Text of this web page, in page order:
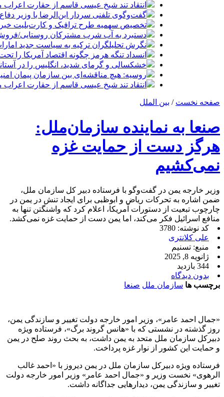
انتقاد تند شیخ عیسی قاسم از حقارت اعراب
گفت‌وگوی تلفنی سردار ابن‌الرضا با وزیر
تخصیص سهمیه طرح ترافیک و کارت‌بلیت
دستبرد به آب شرب مشترکان روستایی/
نگرش تحلیلگران ترکیه به سیاست جدید
انسداد تنگه هرمز چگونه اقتصاد آمریکا را
خشکسالی و گرمای شدید، انگلیس را در
روسیه: هیچ مناقشه‌ای بین سازمان پیمان
انتقاد تند شیخ عیسی قاسم از حقارت اعراب
صفحه نخست / بین الملل
صنعا به نماینده سازمان‌ملل:
هرگز دست از حمایت غزه
نمی‌کشیم
وزیر خارجه یمن در گفت‌وگو با فرستاده دبیر کل سازمان ملل،
ضمن اشاره به تحرکات ریاض و ابوظبی برای ایجاد تنش در یمن در
چارچوب تبعیت از دستورات آمریکا، اعلام کرد که واشنگتن تنها به
منافع اسرائیل فکر می‌کند، اما یمن دست از حمایت غزه نمی‌کشد.
کد نوشته: 3780
علی کلانتری
منبع: تسنیم
ژانویه 8, 2025
344 بازدید
بدون دیدگاه
برچسب ها سازمان ملل صنعا
«جمال احمد عامر»، وزیر امور خارجه دولت تغییر و سازندگی یمن،
روز گذشته در نشستی که با «هانس گروند برگ»، فرستاده ویژه
دبیرکل سازمان ملل متحد به یمن داشت، به بحث روند صلح در یمن
و حمایت این کشور از نوار غزه پرداخت.
فرستاده ویژه دبیرکل سازمان ملل در یمن دیروز با «احمد غالب
الرهوی» نخست وزیر و «جمال احمد عامر» وزیر امور خارجه دولت
تغییر و سازندگی یمن، دیدارهایی جداگانه داشت.